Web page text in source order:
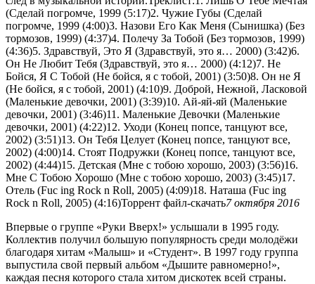
(Сделай погромче, 1999 (5:17)2. Чужие Губы (Сделай
погромче, 1999 (4:00)3. Назови Его Как Меня (Сынишка) (Без
тормозов, 1999) (4:37)4. Полечу За Тобой (Без тормозов, 1999)
(4:36)5. Здравствуй, Это Я (Здравствуй, это я… 2000) (3:42)6.
Он Не Любит Тебя (Здравствуй, это я… 2000) (4:12)7. Не
Бойся, Я С Тобой (Не бойся, я с тобой, 2001) (3:50)8. Он не Я
(Не бойся, я с тобой, 2001) (4:10)9. Доброй, Нежной, Ласковой
(Маленькие девочки, 2001) (3:39)10. Ай-яй-яй (Маленькие
девочки, 2001) (3:46)11. Маленькие Девочки (Маленькие
девочки, 2001) (4:22)12. Уходи (Конец попсе, танцуют все,
2002) (3:51)13. Он Тебя Целует (Конец попсе, танцуют все,
2002) (4:00)14. Стоят Подружки (Конец попсе, танцуют все,
2002) (4:44)15. Детская (Мне с тобою хорошо, 2003) (3:56)16.
Мне С Тобою Хорошо (Мне с тобою хорошо, 2003) (3:45)17.
Отель (Fuc ing Rock n Roll, 2005) (4:09)18. Наташа (Fuc ing
Rock n Roll, 2005) (4:16)Торрент файл-скачать7 октября 2016
Впервые о группе «Руки Вверх!» услышали в 1995 году.
Коллектив получил большую популярность среди молодёжи
благодаря хитам «Малыш» и «Студент». В 1997 году группа
выпустила свой первый альбом «Дышите равномерно!»,
каждая песня которого стала хитом дискотек всей страны.